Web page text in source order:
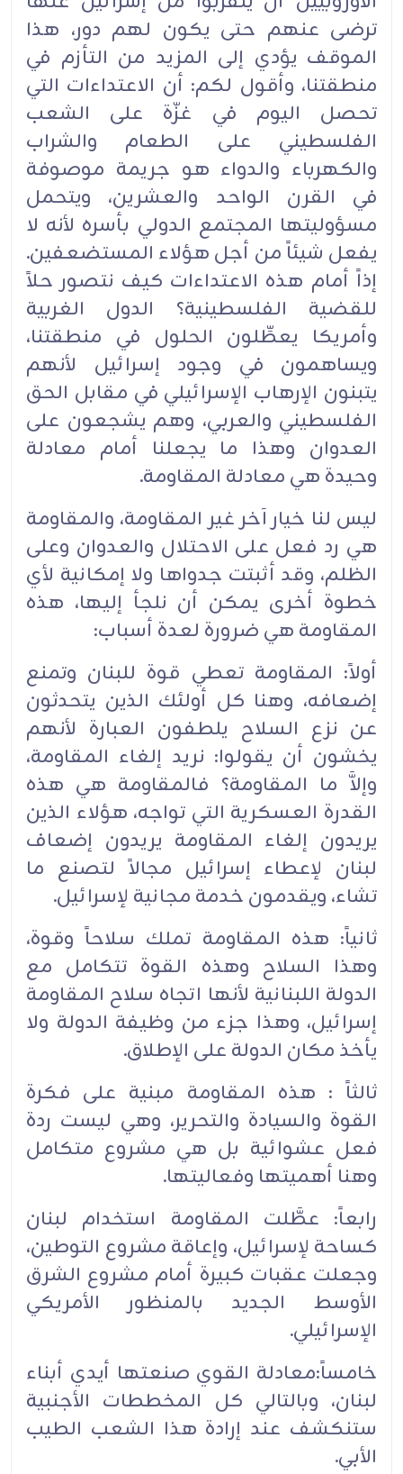
ترضى عنهم حتى يكون لهم دور، هذا
الموقف يؤدي إلى المزيد من التأزم في
منطقتنا، وأقول لكم: أن الاعتداءات التي
تحصل اليوم في غزّة على الشعب
الفلسطيني على الطعام والشراب
والكهرباء والدواء هو جريمة موصوفة
في القرن الواحد والعشرين، ويتحمل
مسؤوليتها المجتمع الدولي بأسره لأنه لا
يفعل شيئاً من أجل هؤلاء المستضعفين.
إذاً أمام هذه الاعتداءات كيف نتصور حلاً
للقضية الفلسطينية؟ الدول الغربية
وأمريكا يعطِّلون الحلول في منطقتنا،
ويساهمون في وجود إسرائيل لأنهم
يتبنون الإرهاب الإسرائيلي في مقابل الحق
الفلسطيني والعربي، وهم يشجعون على
العدوان وهذا ما يجعلنا أمام معادلة
وحيدة هي معادلة المقاومة.
ليس لنا خيار آخر غير المقاومة، والمقاومة
هي رد فعل على الاحتلال والعدوان وعلى
الظلم، وقد أثبتت جدواها ولا إمكانية لأي
خطوة أخرى يمكن أن نلجأ إليها، هذه
المقاومة هي ضرورة لعدة أسباب:
أولاً: المقاومة تعطي قوة للبنان وتمنع
إضعافه، وهنا كل أولئك الذين يتحدثون
عن نزع السلاح يلطفون العبارة لأنهم
يخشون أن يقولوا: نريد إلغاء المقاومة،
وإلاَّ ما المقاومة؟ فالمقاومة هي هذه
القدرة العسكرية التي تواجه، هؤلاء الذين
يريدون إلغاء المقاومة يريدون إضعاف
لبنان لإعطاء إسرائيل مجالاً لتصنع ما
تشاء، ويقدمون خدمة مجانية لإسرائيل.
ثانياً: هذه المقاومة تملك سلاحاً وقوة،
وهذا السلاح وهذه القوة تتكامل مع
الدولة اللبنانية لأنها اتجاه سلاح المقاومة
إسرائيل، وهذا جزء من وظيفة الدولة ولا
يأخذ مكان الدولة على الإطلاق.
ثالثاً : هذه المقاومة مبنية على فكرة
القوة والسيادة والتحرير، وهي ليست ردة
فعل عشوائية بل هي مشروع متكامل
وهنا أهميتها وفعاليتها.
رابعاً: عطَّلت المقاومة استخدام لبنان
كساحة لإسرائيل، وإعاقة مشروع التوطين،
وجعلت عقبات كبيرة أمام مشروع الشرق
الأوسط الجديد بالمنظور الأمريكي
الإسرائيلي.
خامساً:معادلة القوي صنعتها أيدي أبناء
لبنان، وبالتالي كل المخططات الأجنبية
ستنكشف عند إرادة هذا الشعب الطيب
الأبي.